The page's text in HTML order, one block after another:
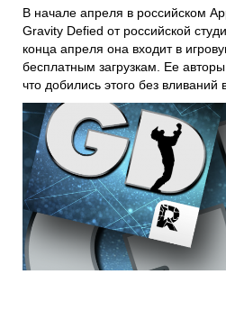
В начале апреля в российском
Gravity Defied от российской
конца апреля она входит в
бесплатным загрузкам. Ее
что добились этого без вливаний